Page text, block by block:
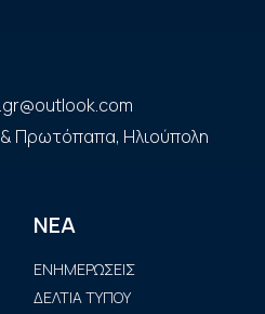
& Πρωτόπαπα, Ηλιούπολη
ΝΕΑ
ΕΝΗΜΕΡΩΣΕΙΣ
ΔΕΛΤΙΑ ΤΥΠΟΥ